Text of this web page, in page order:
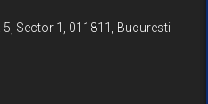
Sector 1, 011811, Bucuresti